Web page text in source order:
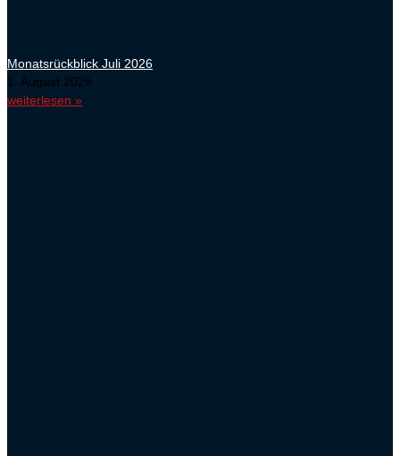
Monatsrückblick Juli 2026
1. August 2026
weiterlesen »